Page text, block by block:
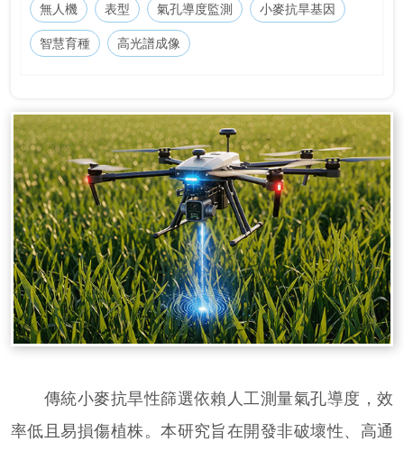
無人機 表型 氣孔導度監測 小麥抗旱基因
智慧育種 高光譜成像
傳統小麥抗旱性篩選依賴人工測量氣孔導度，效
率低且易損傷植株。本研究旨在開發非破壞性、高通